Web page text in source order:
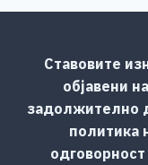
Ставовите
објавени
задолжително
политика